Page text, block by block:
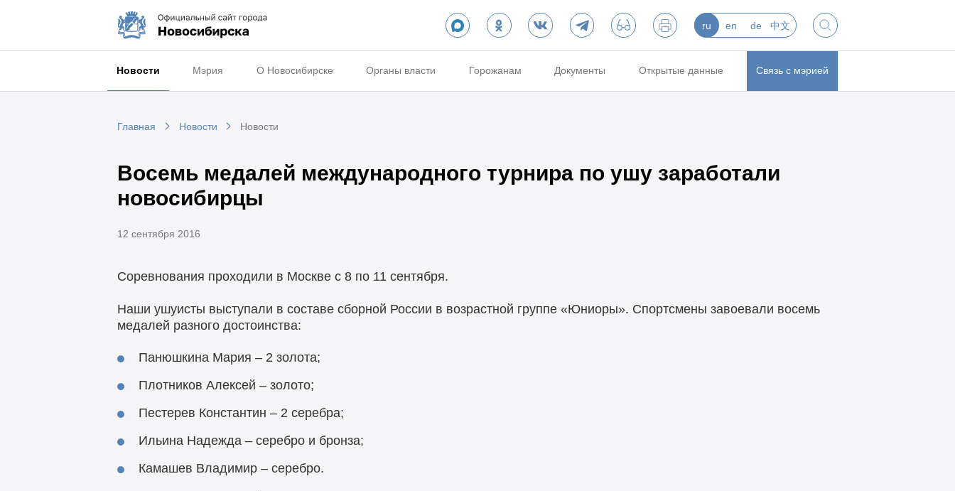
ru en de 中文
Новости Мэрия О Новосибирске Органы власти Горожанам Документы Открытые данные Связь с мэрией
Главная Новости Новости
Восемь медалей международного турнира по ушу заработали
новосибирцы
12 сентября 2016
Соревнования проходили в Москве с 8 по 11 сентября.
Наши ушуисты выступали в составе сборной России в возрастной группе «Юниоры». Спортсмены завоевали восемь
медалей разного достоинства:
Панюшкина Мария – 2 золота;
Плотников Алексей – золото;
Пестерев Константин – 2 серебра;
Ильина Надежда – серебро и бронза;
Камашев Владимир – серебро.